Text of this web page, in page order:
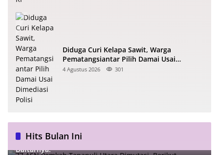
Diduga Curi Kelapa Sawit, Warga
Pematangsiantar Pilih Damai Usai
Dimediasi Polisi
4 Agustus 2026 301
Hits Bulan Ini
77 ASN Pemkab Tapanuli Utara Dimutasi, Berikut
Daftarnya!